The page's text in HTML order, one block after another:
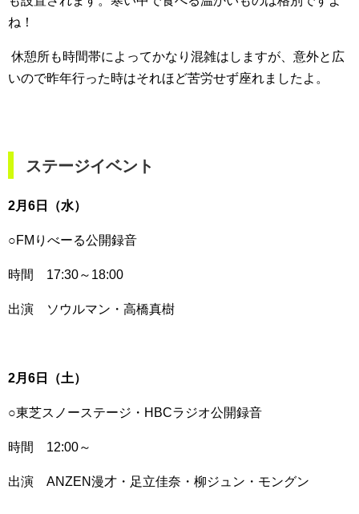
ね！
休憩所も時間帯によってかなり混雑はしますが、意外と広
いので昨年行った時はそれほど苦労せず座れましたよ。
ステージイベント
2月6日（水）
○FMりべーる公開録音
時間 17:30～18:00
出演 ソウルマン・高橋真樹
2月6日（土）
○東芝スノーステージ・HBCラジオ公開録音
時間 12:00～
出演 ANZEN漫才・足立佳奈・柳ジュン・モングン